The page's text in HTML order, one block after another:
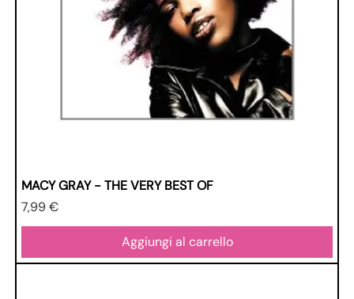
MACY GRAY - THE VERY BEST OF
Prezzo
7,99 €
Aggiungi al carrello